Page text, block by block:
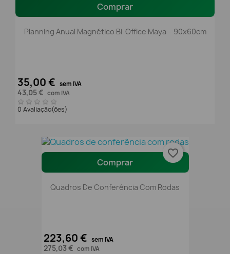
Comprar
Planning Anual Magnético Bi-Office Maya – 90x60cm
35,00 € sem IVA
43,05 € com IVA
0 Avaliação(ões)
Comprar
Quadros De Conferência Com Rodas
223,60 € sem IVA
275,03 € com IVA
favorite_border